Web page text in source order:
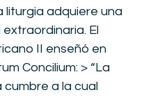
liturgia adquiere una
El
II enseñó en
Concilium: > “La
cumbre a la cual